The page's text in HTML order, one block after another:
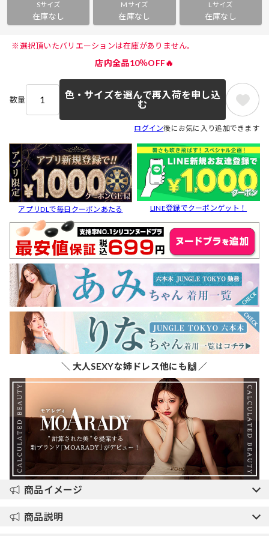
Sサイズ
在庫なし
Mサイズ
在庫なし
Lサイズ
在庫なし
※選択頂いたバリエーションは在庫がありません。
店内全品10％OFF🔥
数量
色・サイズを選んで再入荷を申し込
む
ログイン後にお気に入り追加できます
アプリDLで毎日クーポンあたる LINE登録でクーポンゲット！
＼ 大人SEXYな姉ドレス他にも🙌 ／
商品イメージ
商品説明